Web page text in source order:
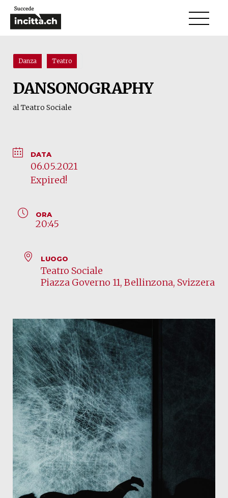
Danza Teatro
DANSONOGRAPHY
al Teatro Sociale
DATA
06.05.2021
Expired!
ORA
20:45
LUOGO
Teatro Sociale
Piazza Governo 11, Bellinzona, Svizzera